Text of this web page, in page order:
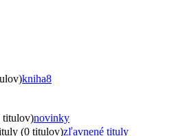
kniha8
titulov)novinky
(0 titulov)zľavnené tituly